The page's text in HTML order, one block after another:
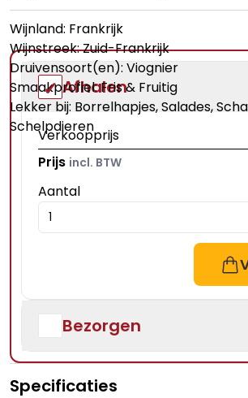
Wijnland: Frankrijk
Wijnstreek: Zuid-Frankrijk
Druivensoort(en): Viognier
Smaakprofiel: Fris & Fruitig
Lekker bij: Borrelhapjes, Salades,
Schelpdieren
Afhalen
Verkoopprijs
Prijs incl. BTW
Aantal
Bezorgen
Specificaties